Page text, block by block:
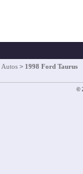
Autos > 1998 Ford Taurus
©